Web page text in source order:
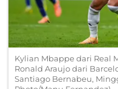
Kylian Mbappe dari Real
Ronald Araujo dari
Santiago Bernabeu,